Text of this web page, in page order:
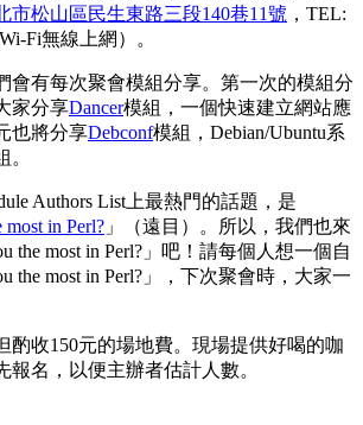
市松山區民生東路三段140巷11號 ，TEL:
Fi無線上網）。
會有每次聚會模組分享。第一次的模組分
家分享Dancer模組，一個快速建立網站應
也將分享Debconf模組，Debian/Ubuntu系
Authors List上最熱門的話題，是
most in Perl? 」（遠目）。所以，我們也來
the most in Perl?」吧！請每個人想一個自
the most in Perl?」，下次聚會時，大家一
酌收150元的場地費。現場提供好喝的咖
報名，以便主辦者估計人數。